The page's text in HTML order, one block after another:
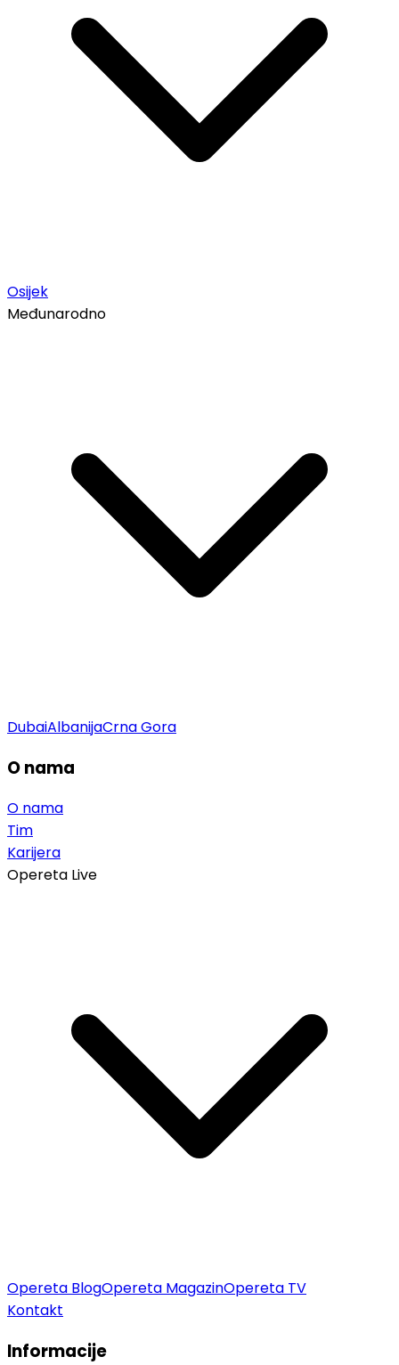
Osijek
Međunarodno
DubaiAlbanijaCrna Gora
O nama
O nama
Tim
Karijera
Opereta Live
Opereta BlogOpereta MagazinOpereta TV
Kontakt
Informacije